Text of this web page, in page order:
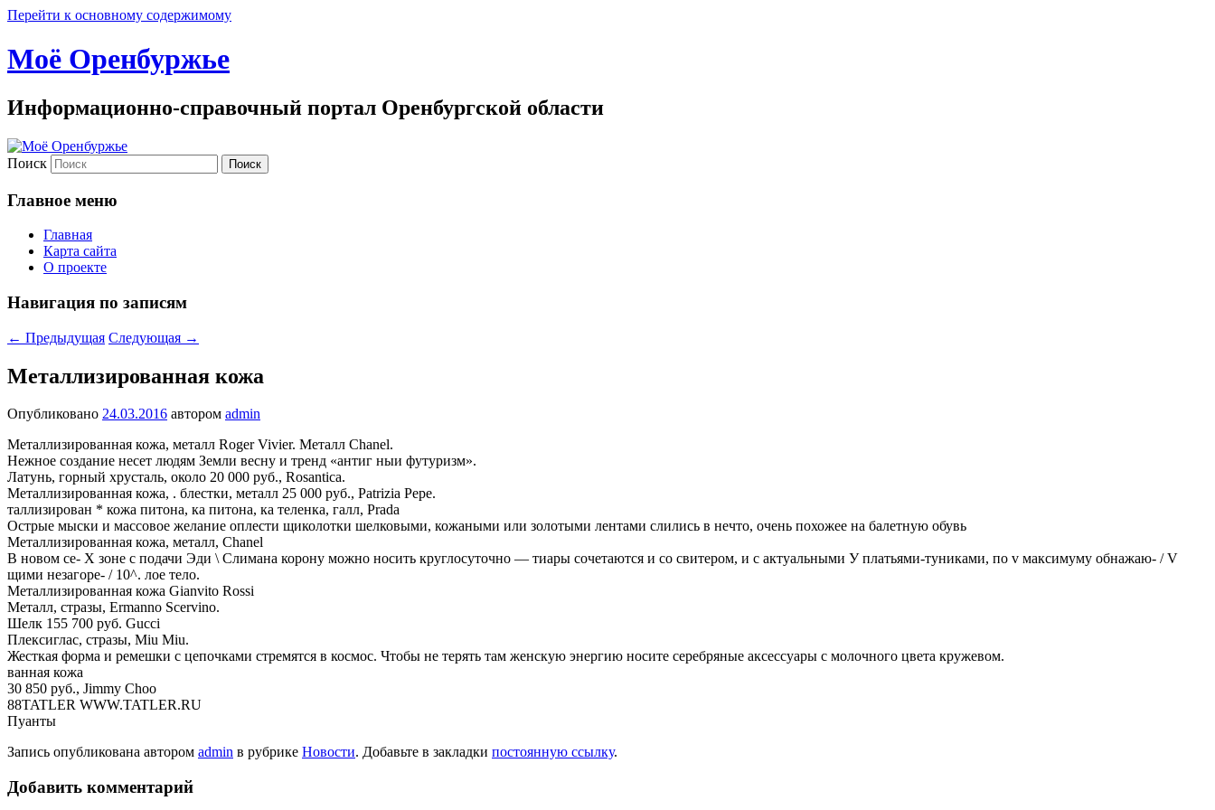
Перейти к основному содержимому
Моё Оренбуржье
Информационно-справочный портал Оренбургской области
Поиск
Главное меню
Главная
Карта сайта
О проекте
Навигация по записям
← Предыдущая Следующая →
Металлизированная кожа
Опубликовано 24.03.2016 автором admin
Металлизированная кожа, металл Roger Vivier. Металл Chanel.
Нежное создание несет людям Земли весну и тренд «антиг ныи футуризм».
Латунь, горный хрусталь, около 20 000 руб., Rosantica.
Металлизированная кожа, . блестки, металл 25 000 руб., Patrizia Рере.
таллизирован * кожа питона, ка питона, ка теленка, галл, Prada
Острые мыски и массовое желание оплести щиколотки шелковыми, кожаными или золотыми лентами слились в нечто, очень похожее на балетную обувь
Металлизированная кожа, металл, Chanel
В новом се- X зоне с подачи Эди \ Слимана корону можно носить круглосуточно — тиары сочетаются и со свитером, и с актуальными У платьями-туниками, по v максимуму обнажаю- / V
щими незагоре- / 10^. лое тело.
Металлизированная кожа Gianvito Rossi
Металл, стразы, Ermanno Scervino.
Шелк 155 700 руб. Gucci
Плексиглас, стразы, Miu Miu.
Жесткая форма и ремешки с цепочками стремятся в космос. Чтобы не терять там женскую энергию носите серебряные аксессуары с молочного цвета кружевом.
ванная кожа
30 850 руб., Jimmy Choo
88TATLER WWW.TATLER.RU
Пуанты
Запись опубликована автором admin в рубрике Новости. Добавьте в закладки постоянную ссылку.
Добавить комментарий